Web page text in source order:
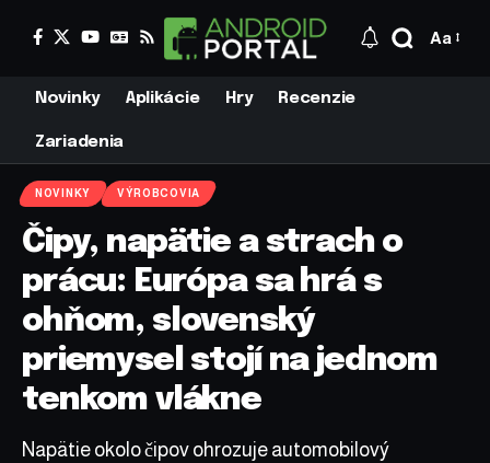
Aa
Novinky Aplikácie Hry Recenzie
Zariadenia
NOVINKY VÝROBCOVIA
Čipy, napätie a strach o
prácu: Európa sa hrá s
ohňom, slovenský
priemysel stojí na jednom
tenkom vlákne
Napätie okolo čipov ohrozuje automobilový